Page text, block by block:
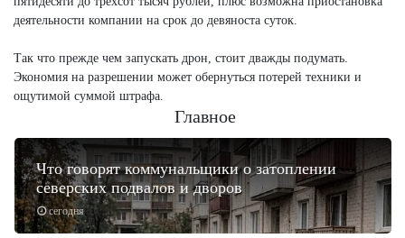
деятельности компании на срок до девяноста суток.
Так что прежде чем запускать дрон, стоит дважды подумать.
Экономия на разрешении может обернуться потерей техники и
ощутимой суммой штрафа.
Главное
сегодня
Что говорят коммунальщики о затоплении
северских подвалов и дворов